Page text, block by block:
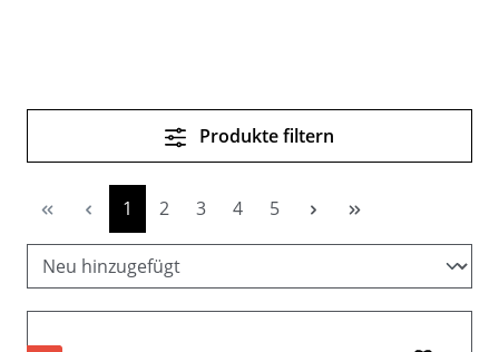
Produkte filtern
Seite
1 Seite
2 Seite
3 Seite
4 Seite
5